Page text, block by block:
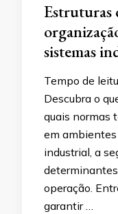
Estruturas
sistemas
Tempo de
Descubra o
quais normas
em
industrial, a
operação.
garantir …